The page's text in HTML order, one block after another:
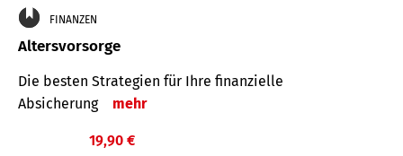
FINANZEN
Altersvorsorge
Die besten Strategien für Ihre finanzielle
Absicherung
mehr
19,90 €